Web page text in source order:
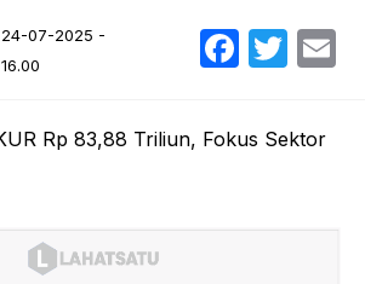
24-07-2025 -
16.00